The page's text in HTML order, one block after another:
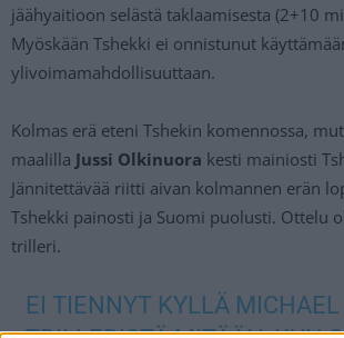
jäähyaitioon selästä taklaamisesta (2+10
Myöskään Tshekki ei onnistunut
ylivoimamahdollisuuttaan.
Kolmas erä eteni Tshekin komennossa,
maalilla Jussi Olkinuora kesti mainiosti
Jännitettävää riitti aivan kolmannen erän
Tshekki painosti ja Suomi puolusti. Ottelu
trilleri.
EI TIENNYT KYLLÄ